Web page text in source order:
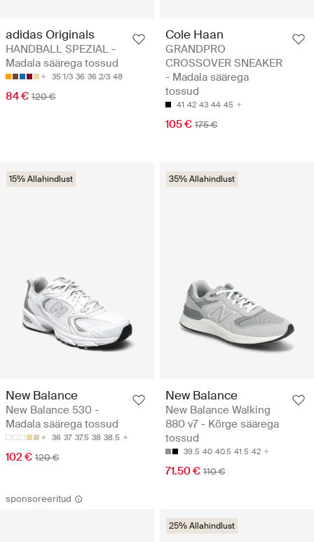
adidas Originals
HANDBALL SPEZIAL -
Madala säärega tossud
35 1/3 36 36 2/3 48
84 € 120 €
Cole Haan
GRANDPRO
CROSSOVER SNEAKER
- Madala säärega
tossud
41 42 43 44 45
105 € 175 €
15% Allahindlust
New Balance
New Balance 530 -
Madala säärega tossud
36 37 37.5 38 38.5
102 € 120 €
35% Allahindlust
New Balance
New Balance Walking
880 v7 - Kõrge säärega
tossud
39.5 40 40.5 41.5 42
71.50 € 110 €
sponsoreeritud
25% Allahindlust